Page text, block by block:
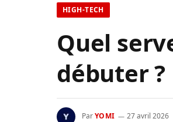
HIGH-TECH
Quel
débuter ?
ParYOMI 27 avril 2026